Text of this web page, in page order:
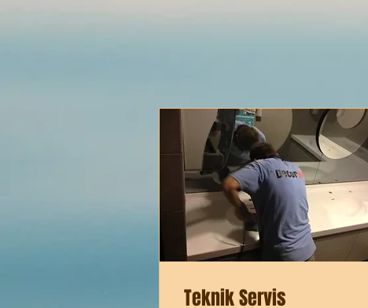
Teknik Servis